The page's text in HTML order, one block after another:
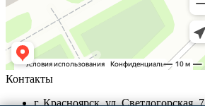
Контакты
г. Красноярск, ул. Светлогорская, 7